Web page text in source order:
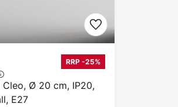
Cleo, Ø 20 cm, IP20,
E27
RRP -25%